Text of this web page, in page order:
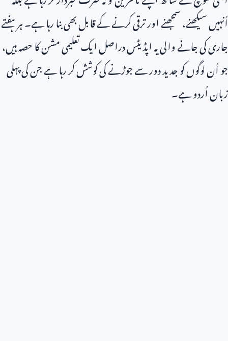
اُنہیں سیکھنے، سمجھنے اور ترقی کرنے کے قابل بھی بنا رہا ہے۔ ہر ہفتے
جاری کی جانے والی یہ اپڈیٹس دراصل ایک تعلیمی مشن کا حصہ ہیں،
جو اُن لوگوں کو جدید دور سے جوڑنے کی کوشش کر رہا ہے جن کی پہلی
زبان اُردو ہے۔